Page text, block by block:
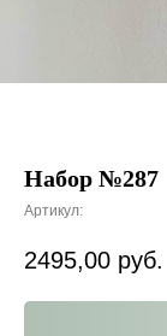
Набор №287
Артикул:
2495,00 руб.